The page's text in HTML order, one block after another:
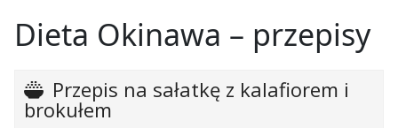
Dieta Okinawa – przepisy
Przepis na sałatkę z kalafiorem i
brokułem